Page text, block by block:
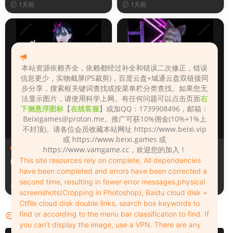
1天前 1天前
人物（Looks）
Monica_2_2_2
1天前
人物（Looks）
Lizhen2025
2天前
评论 0
本站资源依赖齐全，依赖都经过补全和错误二次修正，错误
信息更少，实物截屏(PS裁剪)，百度云盘+城通云盘双链接同
步分享，搜索框关键词查找或按菜单栏分类查找。如果您无
法显示图片，请使用科学上网。有任何问题可以点击页面右
下侧悬浮图标 【在线客服】或加QQ：1739908496，邮箱：
Beixigames@proton.me。推广可获10%佣金(10%+1%上
不封顶)。请各位会员收藏本站网址 https://www.beixi.vip
或 https://www.beixi.games 或
https://www.vamgame.cc，欢迎您的加入！
This site resources rely on complete, All dependencies
have been completed and errors have been corrected a
second time, resulting in fewer error messages,physical
screenshots(Cropping in Photoshop), Baidu cloud disk +
Ctfile cloud disk double links, search box keywords to
find or according to the menu bar classification to find. If
you can't display the image, use a VPN. There are any